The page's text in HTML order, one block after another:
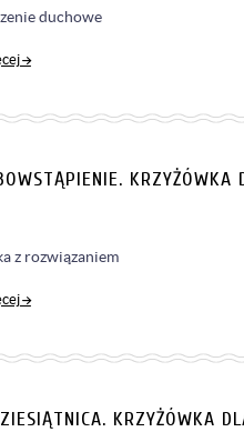
duchowe
KRZYŻÓWKA
z rozwiązaniem
KRZYŻÓWKA